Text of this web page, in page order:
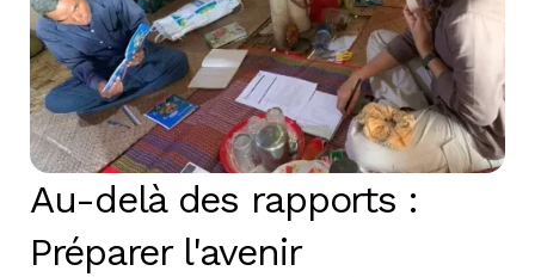
Au-delà des rapports :
Préparer l'avenir